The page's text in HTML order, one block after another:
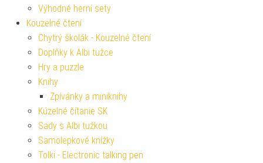
Výhodné herní sety
Kouzelné čtení
Chytrý školák - Kouzelné čtení
Doplňky k Albi tužce
Hry a puzzle
Knihy
Zpívánky a miniknihy
Kúzelné čítanie SK
Sady s Albi tužkou
Samolepkové knížky
Tolki - Electronic talking pen